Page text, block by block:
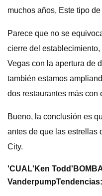
muchos años, Este tipo
Parece que no se
cierre del
Vegas con la apertura de
también estamos
dos restaurantes más
Bueno, la conclusión es
antes de que las estrellas
City.
'CUAL' Ken Todd
VanderpumpTendencias: